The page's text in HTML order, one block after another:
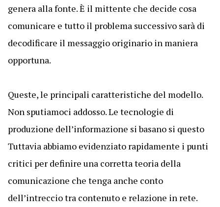
genera alla fonte. È il mittente che decide cosa
comunicare e tutto il problema successivo sarà di
decodificare il messaggio originario in maniera
opportuna.
Queste, le principali caratteristiche del modello.
Non sputiamoci addosso. Le tecnologie di
produzione dell’informazione si basano si questo
Tuttavia abbiamo evidenziato rapidamente i punti
critici per definire una corretta teoria della
comunicazione che tenga anche conto
dell’intreccio tra contenuto e relazione in rete.